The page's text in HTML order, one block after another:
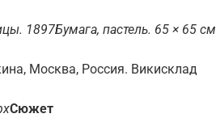
1897Бумага, пастель. 65 × 65 см
Москва, Россия. Викисклад
Сюжет